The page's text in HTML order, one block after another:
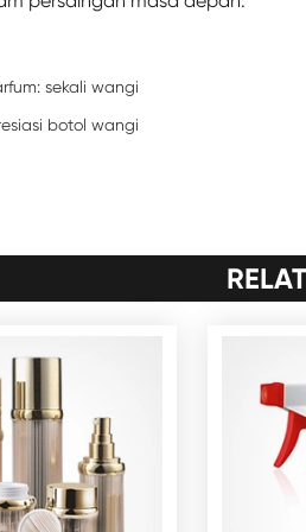
sekali wangi
botol wangi